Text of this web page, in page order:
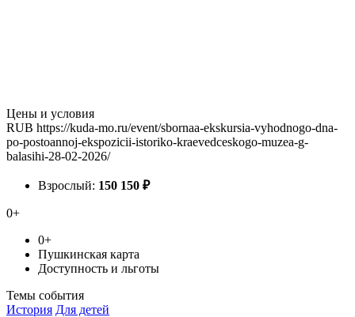
Цены и условия
RUB https://kuda-mo.ru/event/sbornaa-ekskursia-vyhodnogo-dna-
po-postoannoj-ekspozicii-istoriko-kraevedceskogo-muzea-g-
balasihi-28-02-2026/
Взрослый: 150 150 ₽
0+
0+
Пушкинская карта
Доступность и льготы
Темы события
История Для детей